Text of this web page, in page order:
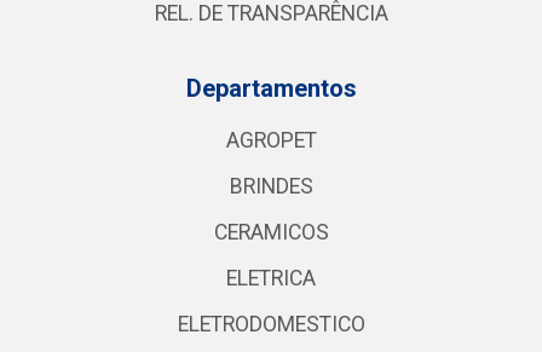
REL. DE TRANSPARÊNCIA
Departamentos
AGROPET
BRINDES
CERAMICOS
ELETRICA
ELETRODOMESTICO